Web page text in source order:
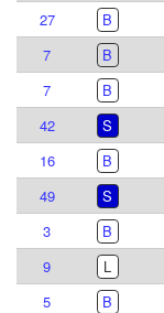
27
B
7
B
7
B
42
S
16
B
49
S
3
B
9
L
5
B